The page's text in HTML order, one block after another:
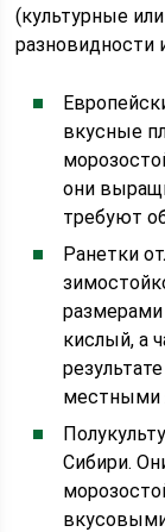
(культурные
разновидности
вкусные
они
требуют
Ранетки
кислый, а
местными
Сибири.